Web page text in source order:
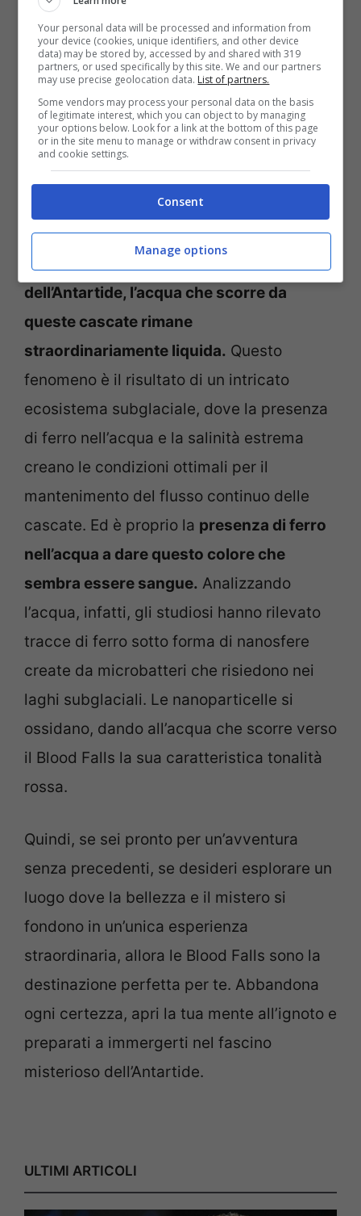
crepe del ghiaccio antartico.
colore insolito ha affascinato e stupito
coloro che si sono avventurati in queste
terre remote, lasciandoli con un senso di
meraviglia e incanto, ma anche un po’ di
terrore.
Ma ciò che rende le Blood Falls veramente
straordinarie è il loro enigmatico segreto:
nonostante le temperature estreme
dell’Antartide, l’acqua che scorre da
queste cascate rimane
straordinariamente liquida. Questo
fenomeno è il risultato di un intricato
ecosistema subglaciale, dove la presenza
di ferro nell’acqua e la salinità estrema
creano le condizioni ottimali per il
mantenimento del flusso continuo delle
cascate. Ed è proprio la presenza di ferro
nell’acqua a dare questo colore che
sembra essere sangue. Analizzando
l’acqua, infatti, gli studiosi hanno rilevato
tracce di ferro sotto forma di nanosfere
create da microbatteri che risiedono nei
laghi subglaciali. Le nanoparticelle si
ossidano, dando all’acqua che scorre verso
il Blood Falls la sua caratteristica tonalità
rossa.
Quindi, se sei pronto per un’avventura
senza precedenti, se desideri esplorare un
luogo dove la bellezza e il mistero si
fondono in un’unica esperienza
straordinaria, allora le Blood Falls sono la
destinazione perfetta per te. Abbandona
ogni certezza, apri la tua mente all’ignoto e
preparati a immergerti nel fascino
misterioso dell’Antartide.
ULTIMI ARTICOLI
Your personal data will be processed and information from
your device (cookies, unique identifiers, and other device
data) may be stored by, accessed by and shared with 319
partners, or used specifically by this site. We and our partners
may use precise geolocation data. List of partners.
Some vendors may process your personal data on the basis
of legitimate interest, which you can object to by managing
your options below. Look for a link at the bottom of this page
or in the site menu to manage or withdraw consent in privacy
and cookie settings.
Consent
Manage options